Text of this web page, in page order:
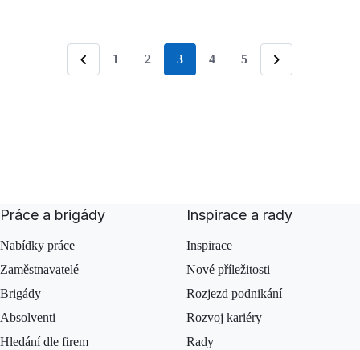
Předchozí
1 2 stránka
3 4 5
Následující
Práce a brigády
Nabídky práce
Zaměstnavatelé
Brigády
Absolventi
Hledání dle firem
Inspirace a rady
Inspirace
Nové příležitosti
Rozjezd podnikání
Rozvoj kariéry
Rady